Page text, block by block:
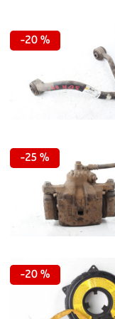
-20 %
-25 %
-20 %